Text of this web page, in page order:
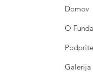
Domov
O
Galerija